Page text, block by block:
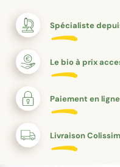
Spécialiste
Le bio à prix
Paiement en
Livraison